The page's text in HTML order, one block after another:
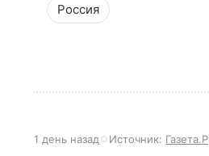
Россия
1 день назад Источник: